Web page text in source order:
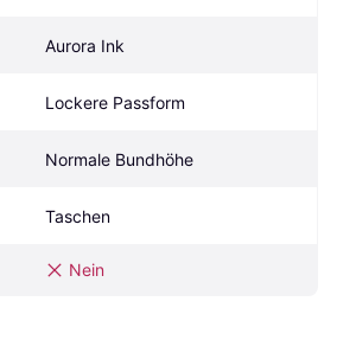
Aurora Ink
Lockere Passform
Normale Bundhöhe
Taschen
Nein